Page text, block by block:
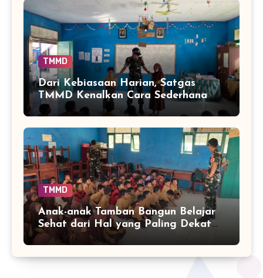
TMMD
Dari Kebiasaan Harian, Satgas
TMMD Kenalkan Cara Sederhana
Mencegah Penyakit Sejak Dini
TMMD
Anak-anak Tamban Bangun Belajar
Sehat dari Hal yang Paling Dekat
dengan Keseharian